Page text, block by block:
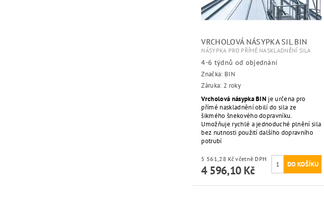
VRCHOLOVÁ NÁSYPKA SIL BIN
NÁSYPKA PRO PŘÍMÉ NASKLADNĚNÍ SILA
4-6 týdnů od objednání
Značka: BIN
Záruka: 2 roky
Vrcholová násypka BIN je určena pro
přímé naskladnění obilí do sila ze
šikmého šnekového dopravníku.
Umožňuje rychlé a jednoduché plnění sila
bez nutnosti použití dalšího dopravního
potrubí
5 561,28 Kč včetně DPH
4 596,10 Kč